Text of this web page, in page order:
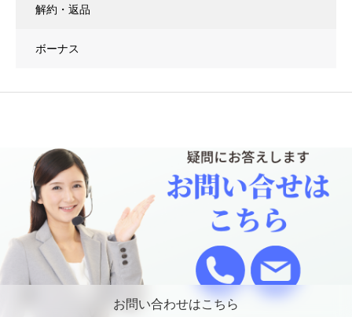
解約・返品
ボーナス
お問い合わせはこちら